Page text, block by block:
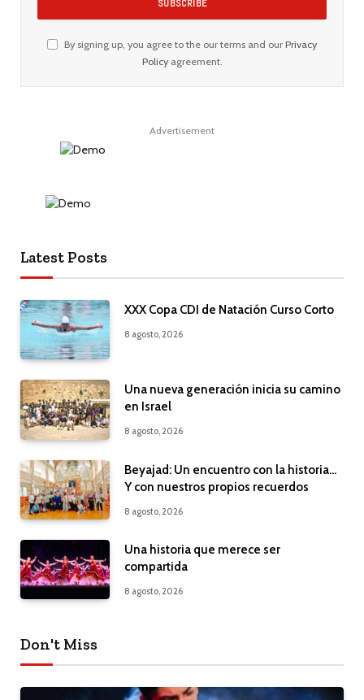
By signing up, you agree to the our terms and our Privacy
Policyagreement.
Advertisement
Latest Posts
XXX Copa CDI de Natación Curso Corto
8 agosto, 2026
Una nueva generación inicia su camino
en Israel
8 agosto, 2026
Beyajad: Un encuentro con la historia…
Y con nuestros propios recuerdos
8 agosto, 2026
Una historia que merece ser
compartida
8 agosto, 2026
Don't Miss